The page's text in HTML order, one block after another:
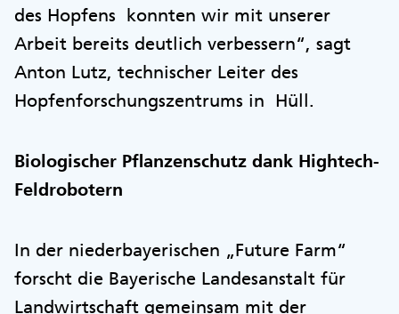
des Hopfens konnten wir mit unserer
Arbeit bereits deutlich verbessern“, sagt
Anton Lutz, technischer Leiter des
Hopfenforschungszentrums in Hüll.
Biologischer Pflanzenschutz dank Hightech-
Feldrobotern
In der niederbayerischen „Future Farm“
forscht die Bayerische Landesanstalt für
Landwirtschaft gemeinsam mit der